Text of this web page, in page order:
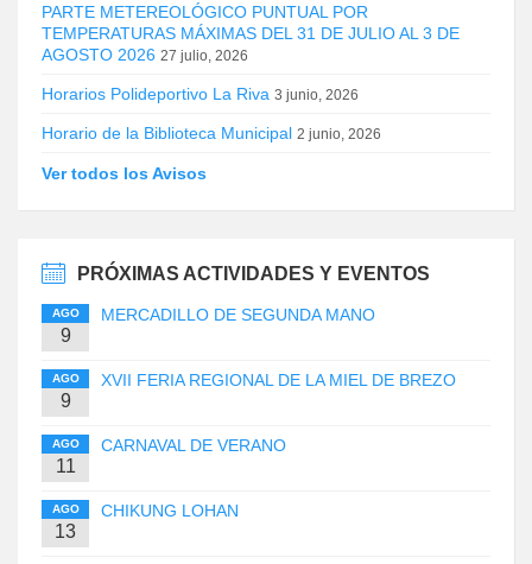
PARTE METEREOLÓGICO PUNTUAL POR
TEMPERATURAS MÁXIMAS DEL 31 DE JULIO AL 3 DE
AGOSTO 2026 27 julio, 2026
Horarios Polideportivo La Riva 3 junio, 2026
Horario de la Biblioteca Municipal 2 junio, 2026
Ver todos los Avisos
PRÓXIMAS ACTIVIDADES Y EVENTOS
AGO
9
MERCADILLO DE SEGUNDA MANO
AGO
9
XVII FERIA REGIONAL DE LA MIEL DE BREZO
AGO
11
CARNAVAL DE VERANO
AGO
13
CHIKUNG LOHAN